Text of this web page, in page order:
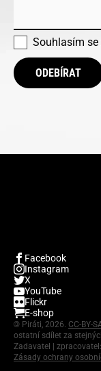
Souhlasím se
ODEBÍRAT
Facebook
Instagram
X
YouTube
Flickr
E-shop
© Piráti, 2026. CC-BY-
ostatní sdílet za
Zadavatel |
Zásady ochrany